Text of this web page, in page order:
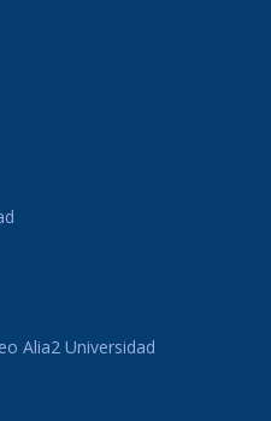
Alia2 Universidad